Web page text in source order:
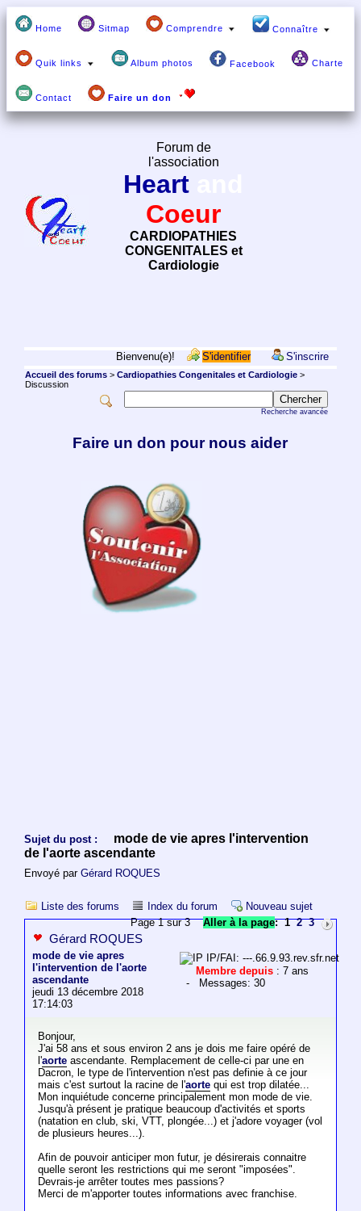
Home Sitmap Comprendre Connaître
Quik links Album photos Facebook Charte
Contact Faire un don
Forum de
l'association
Heart
Coeur
CARDIOPATHIES
CONGENITALES et
Cardiologie
Bienvenu(e)! S'identifier S'inscrire
Accueil des forums> Cardiopathies Congenitales et Cardiologie>
Discussion
Recherche avancée
Faire un don pour nous aider
Sujet du post :
mode de vie apres l'intervention
de l'aorte ascendante
Envoyé par Gérard ROQUES
Liste des forums Index du forum
Nouveau sujet
Page 1 sur 3Aller à la page: 1 2 3
Gérard ROQUES
mode de vie apres
l'intervention de l'aorte
ascendante
jeudi 13 décembre 2018
17:14:03
IP/FAI: ---.66.9.93.rev.sfr.net
Membre depuis : 7 ans
- Messages: 30
Bonjour,
J'ai 58 ans et sous environ 2 ans je dois me faire opéré de
l'aorteascendante. Remplacement de celle-ci par une en
Dacron, le type de l'intervention n'est pas definie à ce jour
mais c'est surtout la racine de l'aortequi est trop dilatée...
Mon inquiétude concerne principalement mon mode de vie.
Jusqu'à présent je pratique beaucoup d'activités et sports
(natation en club, ski, VTT, plongée...) et j'adore voyager (vol
de plusieurs heures...).
Afin de pouvoir anticiper mon futur, je désirerais connaitre
quelle seront les restrictions qui me seront "imposées".
Devrais-je arrêter toutes mes passions?
Merci de m'apporter toutes informations avec franchise.